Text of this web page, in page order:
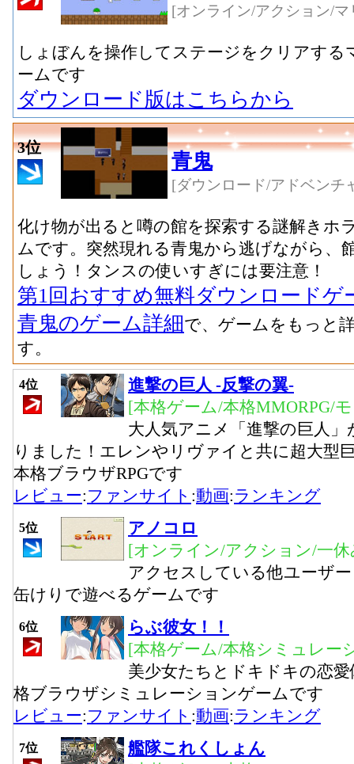
[オンライン/アクション/マ
しょぼんを操作してステージをクリアす
ームです
ダウンロード版はこちらから
3位
青鬼
[ダウンロード/アドベンチ
化け物が出ると噂の館を探索する謎解きホ
ムです。突然現れる青鬼から逃げながら、
しょう！タンスの使いすぎには要注意！
第1回おすすめ無料ダウンロードゲ
青鬼のゲーム詳細で、ゲームをもっと
す。
4位
進撃の巨人 -反撃の翼-
[本格ゲーム/本格MMORPG/
大人気アニメ「進撃の巨人
りました！エレンやリヴァイと共に超大型
本格ブラウザRPGです
レビュー:ファンサイト :動画:ランキング
5位
アノコロ
[オンライン/アクション/一
アクセスしている他ユーザ
缶けりで遊べるゲームです
6位
らぶ彼女！！
[本格ゲーム/本格シミュレー
美少女たちとドキドキの恋
格ブラウザシミュレーションゲームです
レビュー:ファンサイト :動画:ランキング
7位
艦隊これくしょん